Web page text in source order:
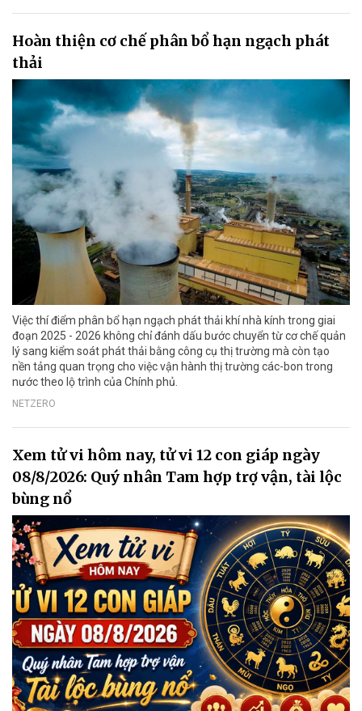
Hoàn thiện cơ chế phân bổ hạn ngạch phát
thải
Việc thí điểm phân bổ hạn ngạch phát thải khí nhà kính trong giai
đoạn 2025 - 2026 không chỉ đánh dấu bước chuyển từ cơ chế quản
lý sang kiểm soát phát thải bằng công cụ thị trường mà còn tạo
nền tảng quan trọng cho việc vận hành thị trường các-bon trong
nước theo lộ trình của Chính phủ.
NETZERO
Xem tử vi hôm nay, tử vi 12 con giáp ngày
08/8/2026: Quý nhân Tam hợp trợ vận, tài lộc
bùng nổ